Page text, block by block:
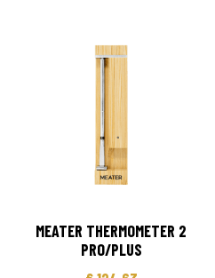
MEATER THERMOMETER 2
PRO/PLUS